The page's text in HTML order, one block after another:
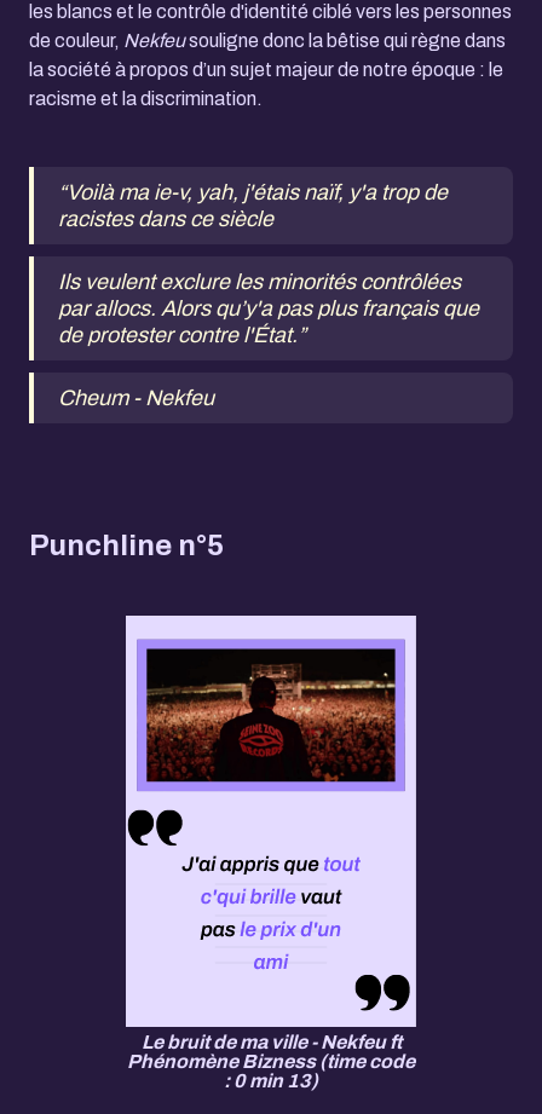
les blancs et le contrôle d'identité ciblé vers les personnes
de couleur, Nekfeusouligne donc la bêtise qui règne dans
la société à propos d’un sujet majeur de notre époque : le
racisme et la discrimination.
“Voilà ma ie-v, yah, j'étais naïf, y'a trop de
racistes dans ce siècle
Ils veulent exclure les minorités contrôlées
par allocs. Alors qu’y'a pas plus français que
de protester contre l'État.”
Cheum - Nekfeu
Punchline n°5
Le bruit de ma ville - Nekfeu ft
Phénomène Bizness (time code
: 0 min 13)